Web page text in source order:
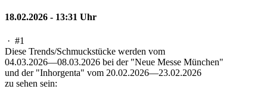
18.02.2026 - 13:31 Uhr
· #1
Diese Trends/Schmuckstücke werden vom
04.03.2026—08.03.2026 bei der "Neue Messe München"
und der "Inhorgenta" vom 20.02.2026—23.02.2026
zu sehen sein: